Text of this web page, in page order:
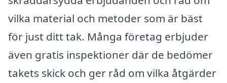
vilka material och metoder som är bäst
för just ditt tak. Många företag erbjuder
även gratis inspektioner där de bedömer
takets skick och ger råd om vilka åtgärder